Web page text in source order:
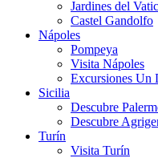
Jardines del
Castel Gandolfo
Nápoles
Pompeya
Visita Nápoles
Excursiones Un
Sicilia
Descubre
Descubre
Turín
Visita Turín